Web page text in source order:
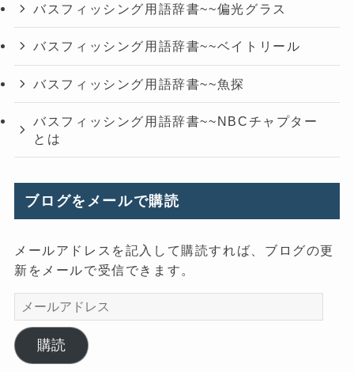
バスフィッシング用語辞書~~偏光グラス
バスフィッシング用語辞書~~ベイトリール
バスフィッシング用語辞書~~魚探
バスフィッシング用語辞書~~NBCチャプター
とは
ブログをメールで購読
メールアドレスを記入して購読すれば、ブログの更
新をメールで受信できます。
メ
ー
ル
ア
購読